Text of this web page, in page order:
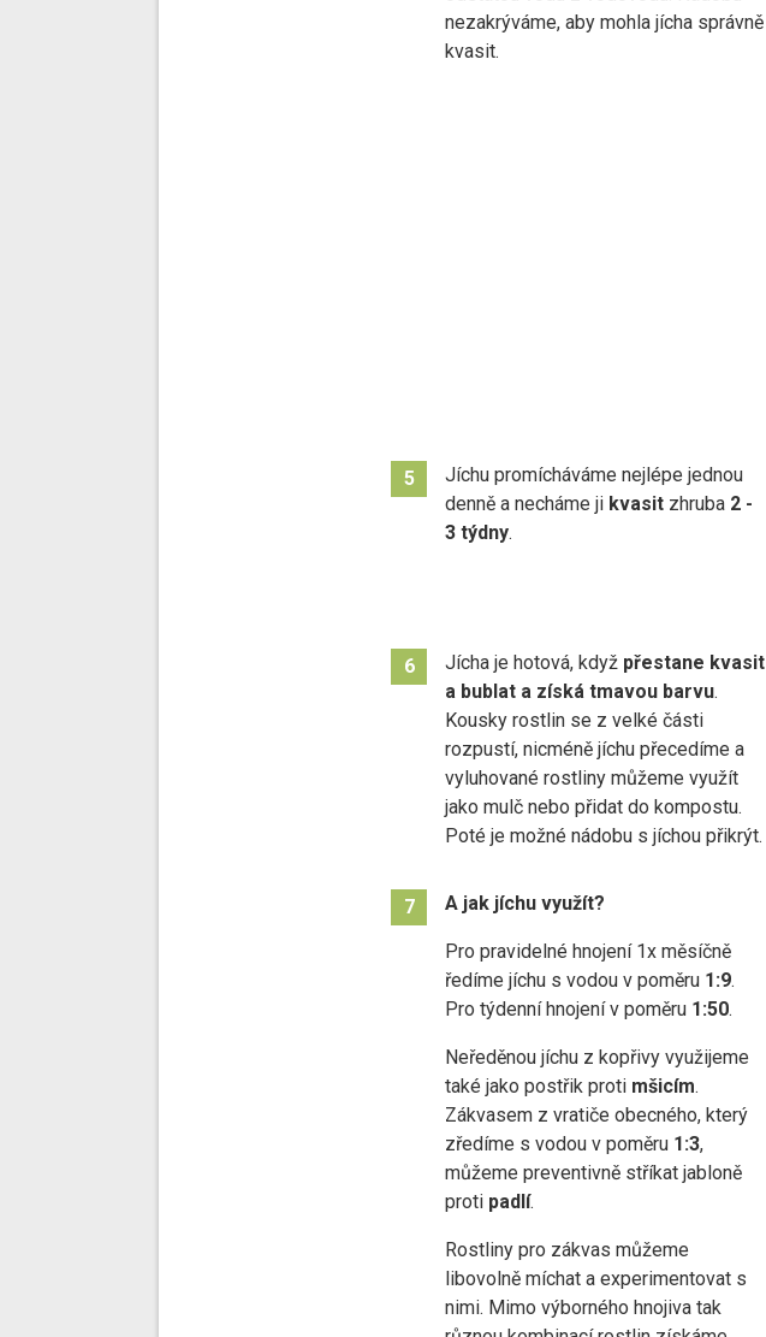
nezakrýváme, aby mohla jícha správně
kvasit.
5
Jíchu promícháváme nejlépe jednou
denně a necháme ji kvasitzhruba 2 -
3 týdny.
6 Jícha je hotová, když přestane kvasit
a bublat a získá tmavou barvu.
Kousky rostlin se z velké části
rozpustí, nicméně jíchu přecedíme a
vyluhované rostliny můžeme využít
jako mulč nebo přidat do kompostu.
Poté je možné nádobu s jíchou přikrýt.
7 A jak jíchu využít?
Pro pravidelné hnojení 1x měsíčně
ředíme jíchu s vodou v poměru 1:9.
Pro týdenní hnojení v poměru 1:50.
Neředěnou jíchu z kopřivy využijeme
také jako postřik proti mšicím.
Zákvasem z vratiče obecného, který
zředíme s vodou v poměru 1:3,
můžeme preventivně stříkat jabloně
proti padlí.
Rostliny pro zákvas můžeme
libovolně míchat a experimentovat s
nimi. Mimo výborného hnojiva tak